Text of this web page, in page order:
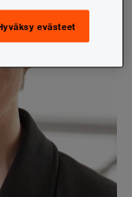
evästeet